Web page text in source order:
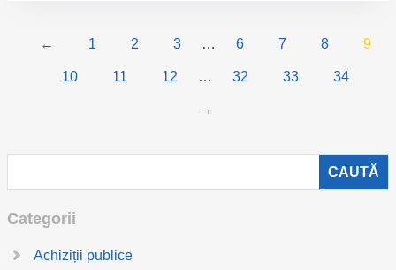
← 1 2 3 … 6 7 8 9
10 11 12 … 32 33 34
→
Categorii
Achiziții publice